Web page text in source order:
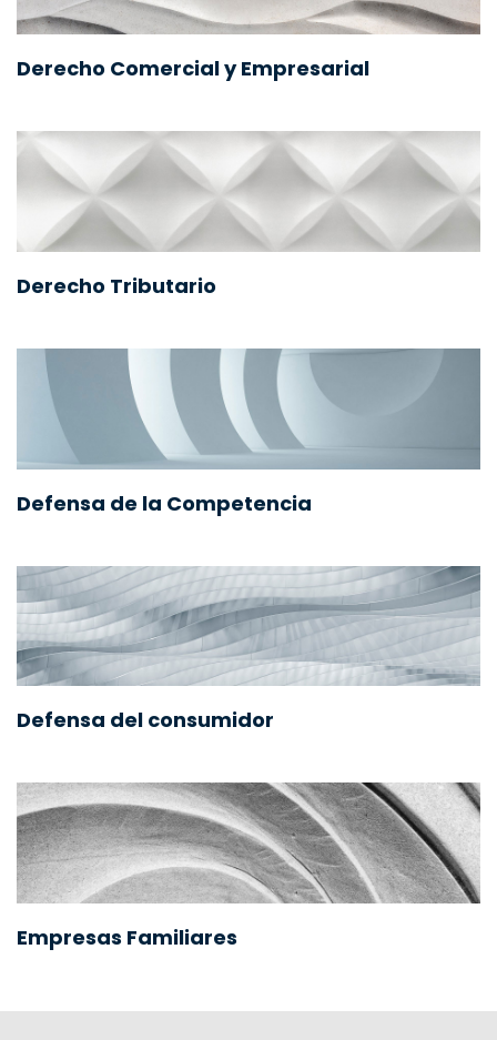
Derecho Comercial y Empresarial
Derecho Tributario
Defensa de la Competencia
Defensa del consumidor
Empresas Familiares